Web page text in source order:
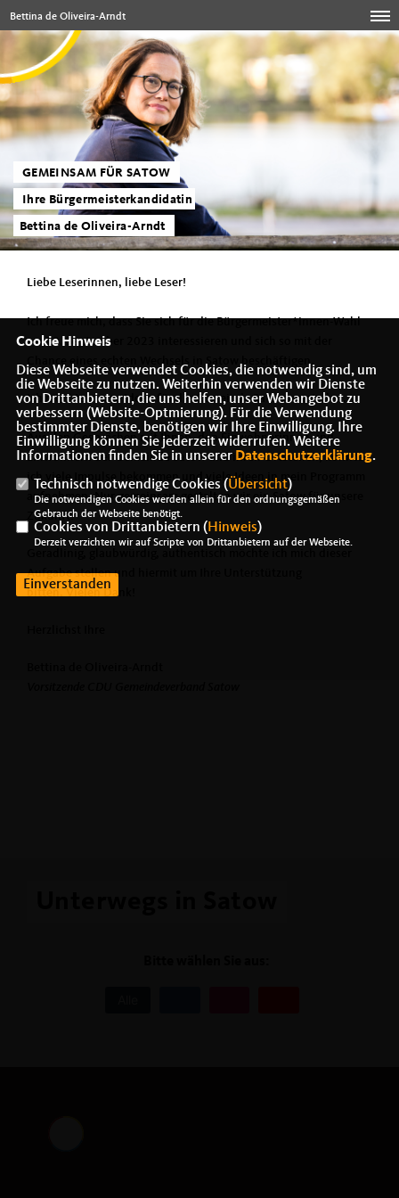
Bettina de Oliveira-Arndt
GEMEINSAM FÜR SATOW
Ihre Bürgermeisterkandidatin
Bettina de Oliveira-Arndt
Liebe Leserinnen, liebe Leser!
Ich freue mich, dass Sie sich für die Bürgermeister*innen-Wahl
am 10. September 2023 interessieren und sich so mit der
Chance eines echten Wechsels in Satow beschäftigen.
Ich möchte meine Ideen für die Gemeinde Satow vorstellen.
Aus den Gesprächen mit Ihnen, den Einwohnerinnen und
Einwohnern der Gemeinde Satow und ihren Ortsteilen, konnte
ich viele Impulse bekommen und viele Ideen in mein Programm
aufnehmen. Nur gemeinsam gestalten wir ein Satow für unsere
Zukunft!
Aufgabe stellen und hiermit um Ihre Unterstützung
bitten. Vielen Dank!
Cookie Hinweis
Diese Webseite verwendet Cookies, die notwendig sind, um
die Webseite zu nutzen. Weiterhin verwenden wir Dienste
von Drittanbietern, die uns helfen, unser Webangebot zu
verbessern (Website-Optmierung). Für die Verwendung
bestimmter Dienste, benötigen wir Ihre Einwilligung. Ihre
Einwilligung können Sie jederzeit widerrufen. Weitere
Informationen finden Sie in unserer Datenschutzerklärung.
Technisch notwendige Cookies (Übersicht)
Die notwendigen Cookies werden allein für den ordnungsgemäßen
Gebrauch der Webseite benötigt.
Cookies von Drittanbietern (Hinweis)
Derzeit verzichten wir auf Scripte von Drittanbietern auf der Webseite.
Einverstanden